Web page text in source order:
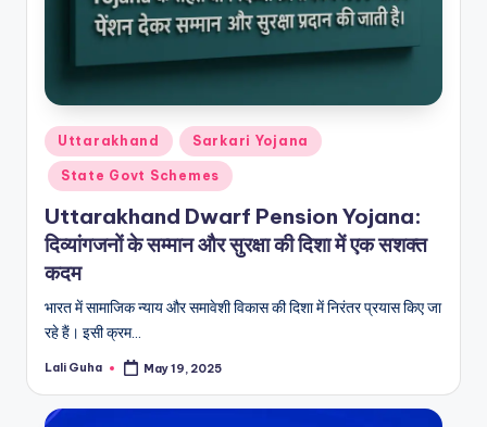
Posted
in
Uttarakhand Sarkari Yojana
State Govt Schemes
Uttarakhand Dwarf Pension Yojana:
दिव्यांगजनों के सम्मान और सुरक्षा की दिशा में एक सशक्त
कदम
भारत में सामाजिक न्याय और समावेशी विकास की दिशा में निरंतर प्रयास किए जा
रहे हैं। इसी क्रम…
Posted
Lali Guha May 19, 2025